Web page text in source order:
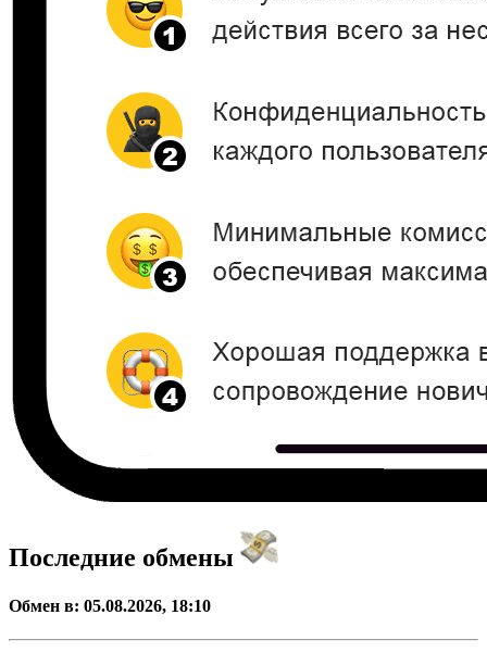
Последние обмены
Обмен в: 05.08.2026, 18:10